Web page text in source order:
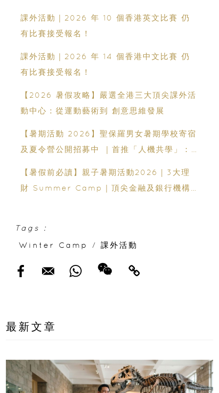
課外活動｜2026 年 10 個香港英文比賽 仍
有比賽接受報名！
課外活動｜2026 年 14 個香港中文比賽 仍
有比賽接受報名！
【2026 暑假攻略】嚴選全港三大頂尖課外活
動中心：從運動藝術到 創意思維發展
【暑期活動 2026】聖保羅男女暑期學校寄宿
及夏令營公開招募中 ｜首推「人機共學」：
【暑假前必讀】親子暑期活動2026｜3大理
財 Summer Camp｜頂尖金融及銀行機構
Tags :
Winter Camp
/ 課外活動
最新文章